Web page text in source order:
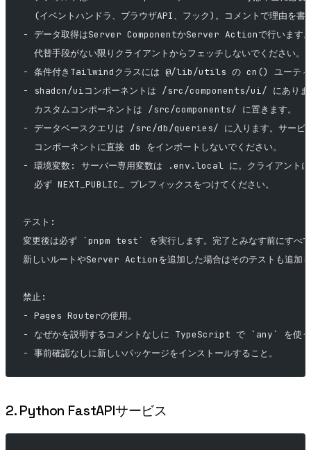
(イベントハンドラ、ブラウザAPI、フック)。コメントで理由を書
- データ取得はServer ComponentかServer Actionで行います
  代替手段がない限りクライアントからフェッチしないでください。
- 条件付きTailwindクラスには @/lib/utils の cn() ユーティリ
- shadcn/uiコンポーネントは /src/components/ui/ にあります
  カスタムコンポーネントは /src/components/ に置きます。
- データベースクエリは /src/db/queries/ に入ります。サービス
  コンポーネントに直接 db をインポートしないでください。
- 環境変数: サーバー専用変数は .env.local に。クライアントに
  必ず NEXT_PUBLIC_ プレフィックスをつけてください。
テスト:
変更後は必ず `pnpm test` を実行します。完了とみなす前にすべて
新しいルートやServer Actionを追加した場合はそのテストも追加
禁止:
- Pages Routerの使用。
- なぜかを説明するコメントなしに TypeScript で `any` を使う
- 事前確認なしに新しいパッケージをインストールすること。
2. Python FastAPIサービス